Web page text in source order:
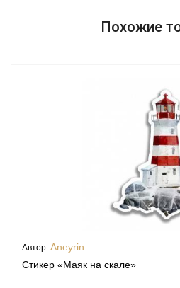
Похожие
Автор: Aneyrin
Стикер «Маяк на скале»